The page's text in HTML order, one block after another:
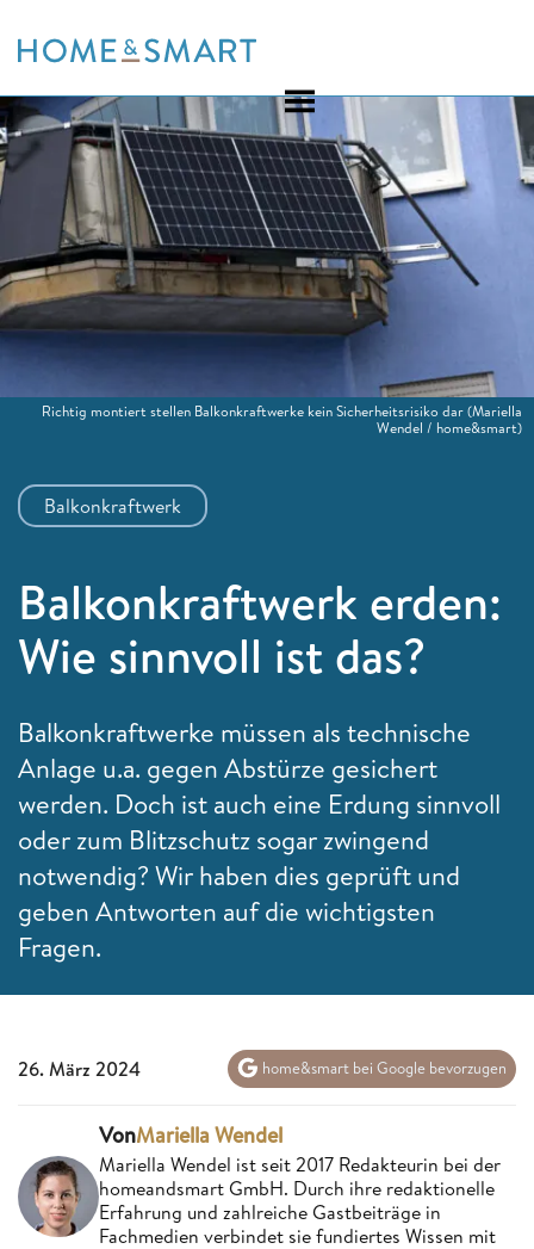
to
Balkonkraftwerk
Balkonkraftwerk erden:
Wie sinnvoll ist das?
Balkonkraftwerke müssen als technische
Anlage u.a. gegen Abstürze gesichert
werden. Doch ist auch eine Erdung sinnvoll
oder zum Blitzschutz sogar zwingend
notwendig? Wir haben dies geprüft und
geben Antworten auf die wichtigsten
Fragen.
Richtig montiert stellen Balkonkraftwerke kein Sicherheitsrisiko dar(Mariella
Wendel / home&smart)
26. März 2024 home&smart bei Google bevorzugen
VonMariella Wendel
Mariella Wendel ist seit 2017 Redakteurin bei der
homeandsmart GmbH. Durch ihre redaktionelle
Erfahrung und zahlreiche Gastbeiträge in
Fachmedien verbindet sie fundiertes Wissen mit